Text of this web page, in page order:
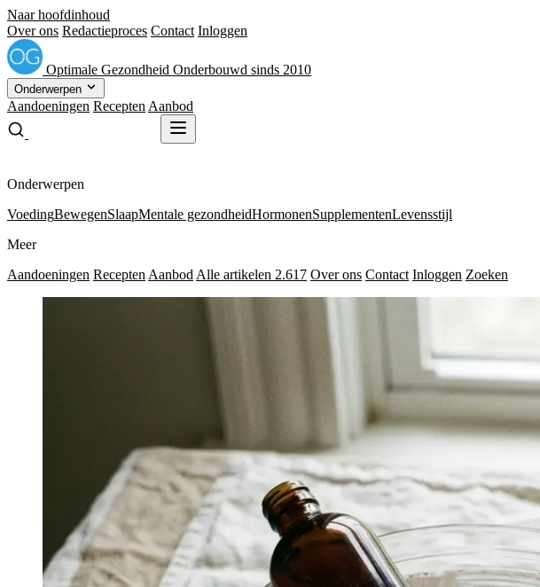
Naar hoofdinhoud
Over ons Redactieproces Contact Inloggen
Optimale Gezondheid Onderbouwd sinds 2010
Onderwerpen
Aandoeningen Recepten Aanbod
Onderwerpen
VoedingBewegenSlaapMentale gezondheidHormonenSupplementenLevensstijl
Meer
Aandoeningen Recepten Aanbod Alle artikelen 2.617 Over ons Contact Inloggen Zoeken